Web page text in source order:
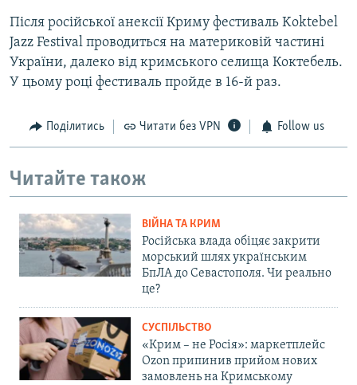
Після російської анексії Криму фестиваль Koktebel
Jazz Festival проводиться на материковій частині
України, далеко від кримського селища Коктебель.
У цьому році фестиваль пройде в 16-й раз.
Поділитись Читати без VPN Follow us
Читайте також
ВІЙНА ТА КРИМ
Російська влада обіцяє закрити
морський шлях українським
БпЛА до Севастополя. Чи реально
це?
СУСПІЛЬСТВО
«Крим – не Росія»: маркетплейс
Ozon припинив прийом нових
замовлень на Кримському